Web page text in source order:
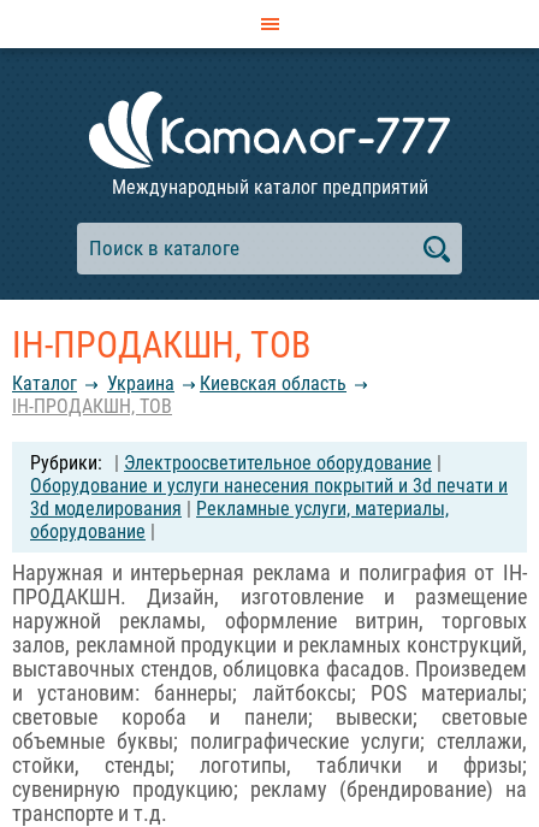
Международный каталог предприятий
ІН-ПРОДАКШН, ТОВ
Каталог Украина
Киевская область
ІН-ПРОДАКШН, ТОВ
| Электроосветительное оборудование |
Оборудование и услуги нанесения покрытий и 3d печати и
3d моделирования | Рекламные услуги, материалы,
оборудование |
Наружная и интерьерная реклама и полиграфия от ІН-
ПРОДАКШН. Дизайн, изготовление и размещение
наружной рекламы, оформление витрин, торговых
залов, рекламной продукции и рекламных конструкций,
выставочных стендов, облицовка фасадов. Произведем
и установим: баннеры; лайтбоксы; POS материалы;
световые короба и панели; вывески; световые
объемные буквы; полиграфические услуги; стеллажи,
стойки, стенды; логотипы, таблички и фризы;
сувенирную продукцию; рекламу (брендирование) на
транспорте и т.д.